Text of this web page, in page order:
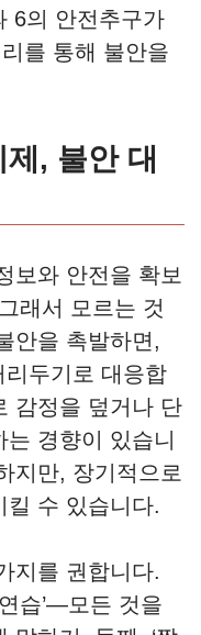
6의 안전추구가
를 통해 불안을
, 불안 대
보와 안전을 확보
래서 모르는 것
안을 촉발하면,
두기로 대응합
감정을 덮거나 단
경향이 있습니
지만, 장기적으로
킬 수 있습니다.
지를 권합니다.
습’—모든 것을